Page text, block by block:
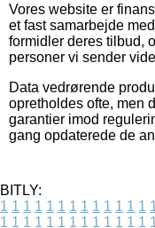
Vores website er
et fast samarbejde
formidler deres tilbud,
personer vi sender
Data vedrørende
opretholdes ofte, men
garantier imod
gang opdaterede de
BITLY:
1 1 1 1 1 1 1 1 1 1 1 1 1
1 1 1 1 1 1 1 1 1 1 1 1 1